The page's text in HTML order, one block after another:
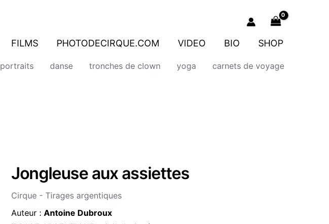
FILMS PHOTODECIRQUE.COM VIDEO BIO SHOP
portraits danse tronches de clown yoga carnets de voyage
Jongleuse aux assiettes
Cirque - Tirages argentiques
Auteur : Antoine Dubroux
quantité
de
aux
assiettes